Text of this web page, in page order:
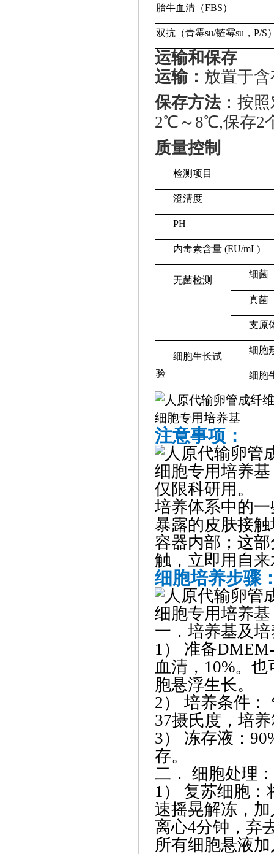
胎牛血清（FBS）
双抗（青霉su/链霉su ， P/S
运输和保存
运输： 放置于
保存方法：按
2℃～8℃,保存2
质量控制
检测项目
澄清度
PH
内毒素含量 (EU/mL)
无菌检测
细菌
真菌
支原
细胞生长试
验
细胞
细胞
注意事项：
仅限科研用。
培养体系中的
暴露的皮肤接
容器内部；这
触，立即用自
细胞培养步骤
一．培养基及
1） 准备
血清，10%。
胞悬浮生长。
2） 培养条件：
37摄氏度，培
3） 冻存液：
存。
二． 细胞处理：
1） 复苏细胞
速摇晃解冻，
离心4分钟，弃
所有细胞悬液